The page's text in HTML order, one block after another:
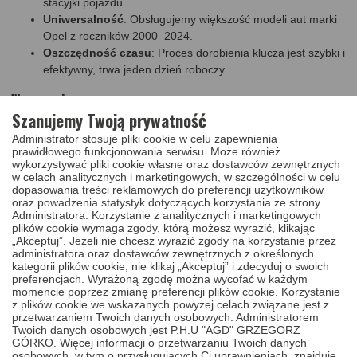
2018, 2019)
Opel Zafira B 2005 – 2014(2005, 2006, 2007, 2008, 2009, 2010,
2011, 2012, 2013, 2014)
Opel Zafira C 2012 – 2019(2012, 2013, 2014, 2015, 2016, 2017,
2018, 2019)
stacyjki pojazdu.
Uniwersalność: Obsługujemy większość modeli aut marki
Opel z roczników 2000–2024.
Oszczędność czasu: Proces dorobienia klucza jest szybki i
efektywny, trwa jeden dzień roboczy.
Wymagania:
Aby skorzystać z usługi, konieczne jest posiadanie:
Karty kodowej z kodem mechanicznym, system poprosi Cię
o dodanie jej zdjęcia podczas zamawiania usługi.
Cena
150,00 PLN DODAJ DO KOSZYKA
Cena zawiera:
Dorobiony grot klucza na podstawie karty kodowej(car
pass) do aut Opel 2001 - 2022.
Szanujemy Twoją prywatność
Administrator stosuje pliki cookie w celu zapewnienia
prawidłowego funkcjonowania serwisu. Może również
wykorzystywać pliki cookie własne oraz dostawców zewnętrznych
w celach analitycznych i marketingowych, w szczególności w celu
dopasowania treści reklamowych do preferencji użytkowników
oraz powadzenia statystyk dotyczących korzystania ze strony
Administratora. Korzystanie z analitycznych i marketingowych
plików cookie wymaga zgody, którą możesz wyrazić, klikając
„Akceptuj”. Jeżeli nie chcesz wyrazić zgody na korzystanie przez
administratora oraz dostawców zewnętrznych z określonych
kategorii plików cookie, nie klikaj „Akceptuj” i zdecyduj o swoich
preferencjach. Wyrażoną zgodę można wycofać w każdym
momencie poprzez zmianę preferencji plików cookie. Korzystanie
z plików cookie we wskazanych powyżej celach związane jest z
przetwarzaniem Twoich danych osobowych. Administratorem
Twoich danych osobowych jest P.H.U "AGD" GRZEGORZ
GÓRKO. Więcej informacji o przetwarzaniu Twoich danych